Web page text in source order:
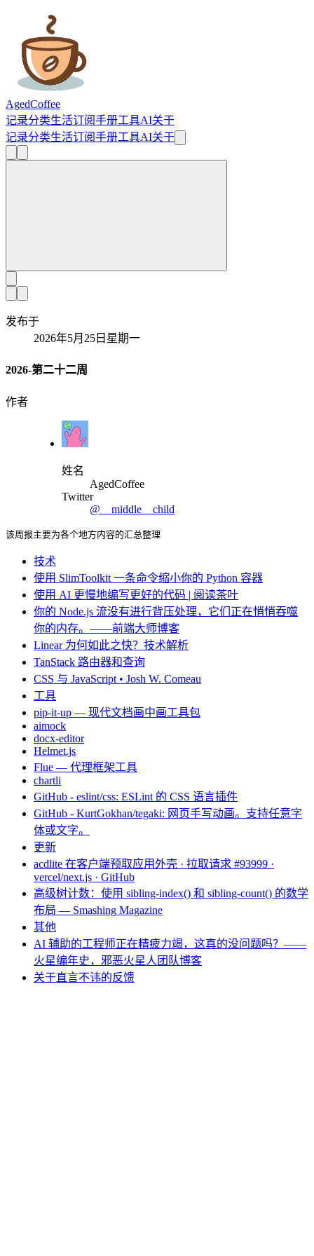
AgedCoffee
记录分类生活订阅手册工具AI关于
记录分类生活订阅手册工具AI关于
发布于
2026年5月25日星期一
2026-第二十二周
作者
姓名
AgedCoffee
Twitter
@__middle__child
该周报主要为各个地方内容的汇总整理
技术
使用 SlimToolkit 一条命令缩小你的 Python 容器
使用 AI 更慢地编写更好的代码 | 阅读茶叶
你的 Node.js 流没有进行背压处理，它们正在悄悄吞噬
你的内存。——前端大师博客
Linear 为何如此之快？技术解析
TanStack 路由器和查询
CSS 与 JavaScript • Josh W. Comeau
工具
pip-it-up — 现代文档画中画工具包
aimock
docx-editor
Helmet.js
Flue — 代理框架工具
chartli
GitHub - eslint/css: ESLint 的 CSS 语言插件
GitHub - KurtGokhan/tegaki: 网页手写动画。支持任意字
体或文字。
更新
acdlite 在客户端预取应用外壳 · 拉取请求 #93999 ·
vercel/next.js · GitHub
高级树计数：使用 sibling-index() 和 sibling-count() 的数学
布局 — Smashing Magazine
其他
AI 辅助的工程师正在精疲力竭，这真的没问题吗？——
火星编年史，邪恶火星人团队博客
关于直言不讳的反馈